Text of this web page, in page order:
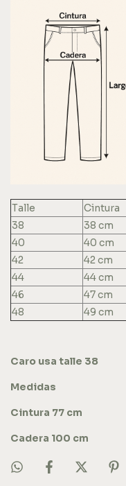
Talle Cintura
38
38 cm
40
40 cm
42
42 cm
44
44 cm
46
47 cm
48
49 cm
Caro usa talle 38
Medidas
Cintura 77 cm
Cadera 100 cm